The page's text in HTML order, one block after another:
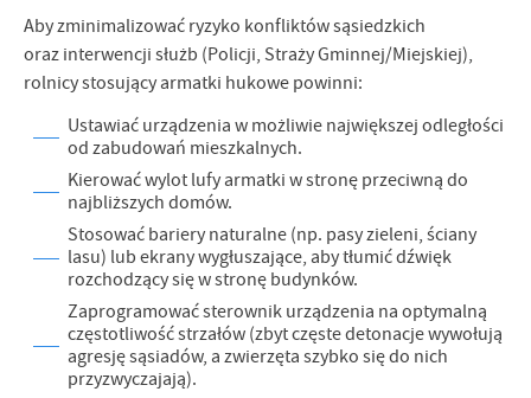
Aby zminimalizować ryzyko konfliktów sąsiedzkich
oraz interwencji służb (Policji, Straży Gminnej/Miejskiej),
rolnicy stosujący armatki hukowe powinni:
Ustawiać urządzenia w możliwie największej odległości
od zabudowań mieszkalnych.
Kierować wylot lufy armatki w stronę przeciwną do
najbliższych domów.
Stosować bariery naturalne (np. pasy zieleni, ściany
lasu) lub ekrany wygłuszające, aby tłumić dźwięk
rozchodzący się w stronę budynków.
Zaprogramować sterownik urządzenia na optymalną
częstotliwość strzałów (zbyt częste detonacje wywołują
agresję sąsiadów, a zwierzęta szybko się do nich
przyzwyczajają).